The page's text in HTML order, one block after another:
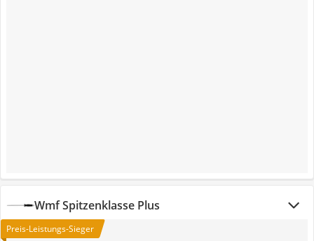
Wmf Spitzenklasse Plus
Preis-Leistungs-Sieger